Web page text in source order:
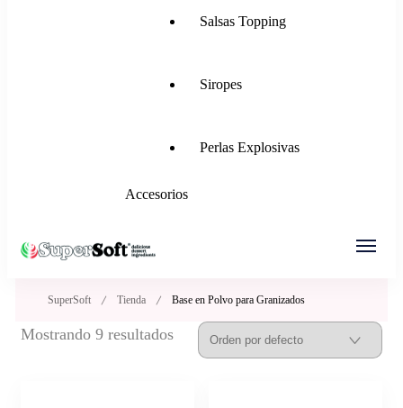
Salsas Topping
Siropes
Perlas Explosivas
Accesorios
SuperSoft Tienda Base en Polvo para Granizados
Mostrando 9 resultados